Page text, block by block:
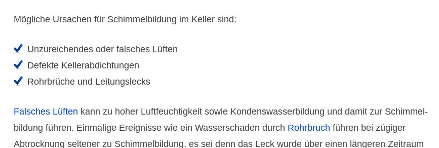
Mögliche Ursachen für Schimmel­bildung im Keller sind:
Unzureichendes oder falsches Lüften
Defekte Keller­abdich­tungen
Rohr­brüche und Leitungs­lecks
Falsches Lüften kann zu hoher Luft­feuchtig­keit sowie Kondens­wasser­bildung und damit zur Schimmel­
bildung führen. Einmalige Ereig­nisse wie ein Wasser­schaden durch Rohr­bruch führen bei zügiger
Abtrock­nung seltener zu Schimmel­bildung, es sei denn das Leck wurde über einen längeren Zeit­raum